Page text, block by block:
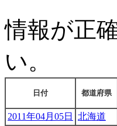
情報が正
い。
日付 都道府県
2011年04月05日 北海道